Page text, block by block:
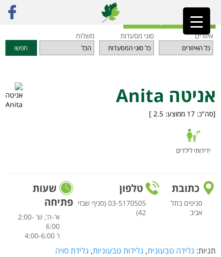
ראשי»מסעדות אניטה Anita
חזרה לאינדקס המסעדות
איזורים
סוגי מסעדות משלוח
חפשו
אניטה Anita
[סה"כ: 17 ממוצע: 2.5
]
ידידותי לילדים
כתובת
סניפים בתל
אביב
טלפון
03-5170505 (סניף שבזי
42)
שעות
פתיחה
א'-ה', ש' 2:00-
6:00
ו' 4:00-6:00
תגיות: גלידה טבעונית, גלידות טבעוניות, גלידת סויה